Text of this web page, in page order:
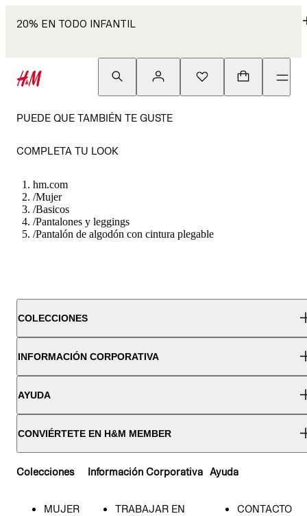
20% EN TODO INFANTIL
PUEDE QUE TAMBIÉN TE GUSTE
COMPLETA TU LOOK
hm.com
/Mujer
/Basicos
/Pantalones y leggings
/Pantalón de algodón con cintura plegable
COLECCIONES
INFORMACIÓN CORPORATIVA
AYUDA
CONVIÉRTETE EN H&M MEMBER
Colecciones
MUJER
Información Corporativa
TRABAJAR EN
Ayuda
CONTACTO